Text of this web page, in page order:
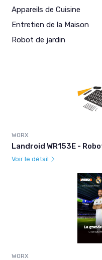
Appareils de Cuisine
Entretien de la Maison
Robot de jardin
WORX
Landroid WR153E -
Voir le détail
WORX